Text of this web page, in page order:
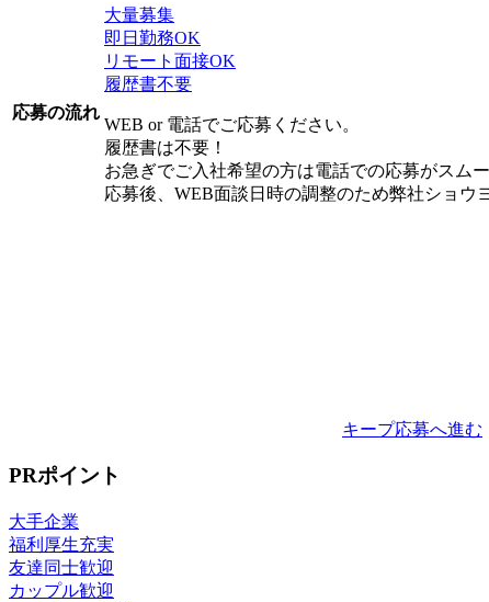
応募の流れ
大量募集
即日勤務OK
リモート面接OK
履歴書不要
WEB or 電話でご応募ください。
履歴書は不要！
お急ぎでご入社希望の方は電話での応募がスムー
応募後、WEB面談日時の調整のため弊社ショウ
キープ応募へ進む
PRポイント
大手企業
福利厚生充実
友達同士歓迎
カップル歓迎